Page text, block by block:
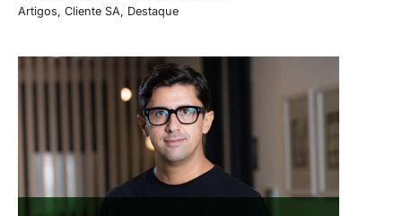
Artigos, Cliente SA, Destaque